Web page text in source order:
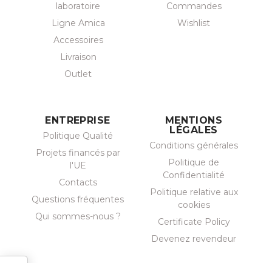
laboratoire
Ligne Amica
Accessoires
Livraison
Outlet
Commandes
Wishlist
ENTREPRISE
Politique Qualité
Projets financés par
l'UE
Contacts
Questions fréquentes
Qui sommes-nous ?
MENTIONS
LÉGALES
Conditions générales
Politique de
Confidentialité
Politique relative aux
cookies
Certificate Policy
Devenez revendeur